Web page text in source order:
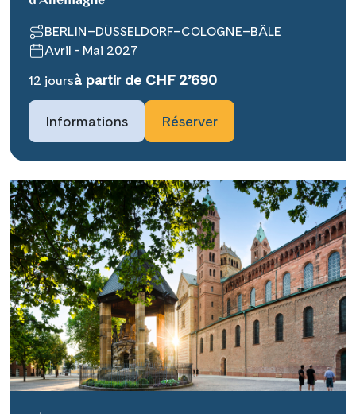
BERLIN–DÜSSELDORF–COLOGNE–BÂLE
Avril - Mai 2027
12 joursà partir de CHF 2’690
Informations Réserver